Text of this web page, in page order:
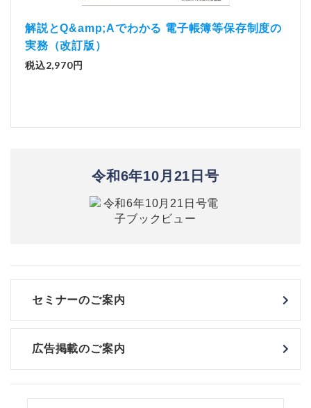
解説とQ&amp;Aでわかる 電子帳簿等保存制度の
実務（改訂版）
税込2,970円
令和6年10月21日号
セミナーのご案内
広告掲載のご案内